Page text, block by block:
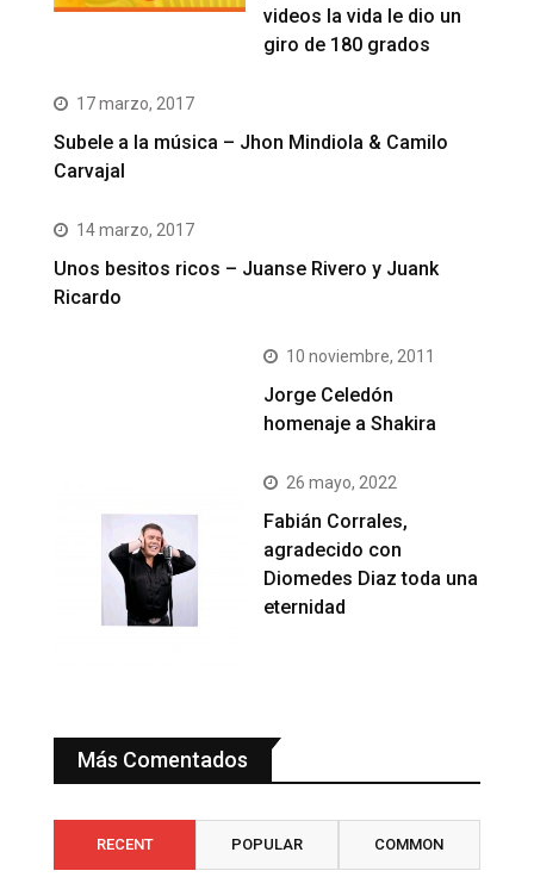
videos la vida le dio un
giro de 180 grados
17 marzo, 2017
Subele a la música – Jhon Mindiola & Camilo
Carvajal
14 marzo, 2017
Unos besitos ricos – Juanse Rivero y Juank
Ricardo
10 noviembre, 2011
Jorge Celedón
homenaje a Shakira
26 mayo, 2022
Fabián Corrales,
agradecido con
Diomedes Diaz toda una
eternidad
Más Comentados
RECENT POPULAR COMMON